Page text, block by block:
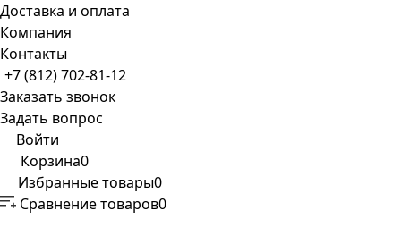
Доставка и оплата
Компания
Контакты
+7 (812) 702-81-12
Заказать звонок
Задать вопрос
Войти
Корзина0
Избранные товары0
Сравнение товаров0